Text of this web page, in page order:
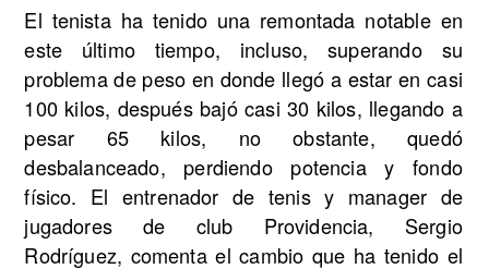
El tenista ha tenido una remontada notable en
este último tiempo, incluso, superando su
problema de peso en donde llegó a estar en casi
100 kilos, después bajó casi 30 kilos, llegando a
pesar 65 kilos, no obstante, quedó
desbalanceado, perdiendo potencia y fondo
físico. El entrenador de tenis y manager de
jugadores de club Providencia, Sergio
Rodríguez, comenta el cambio que ha tenido el